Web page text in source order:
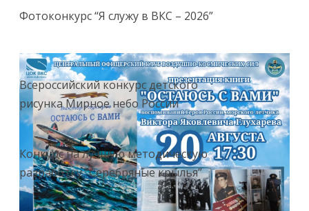
Фотоконкурс “Я служу в ВКС – 2026”
Всероссийский конкурс детского
рисунка Мирное небо России
Конкурс на лучшую методическую
разработку “Серебряные крылья”